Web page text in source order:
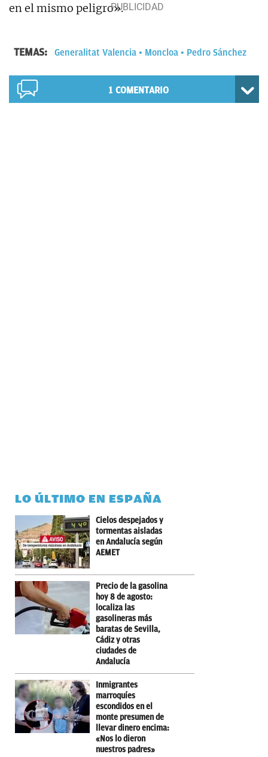
en el mismo peligro».
TEMAS: Generalitat Valencia Moncloa Pedro Sánchez
1 COMENTARIO
LO ÚLTIMO EN ESPAÑA
Cielos despejados y
tormentas aisladas
en Andalucía según
AEMET
Precio de la gasolina
hoy 8 de agosto:
localiza las
gasolineras más
baratas de Sevilla,
Cádiz y otras
ciudades de
Andalucía
Inmigrantes
marroquíes
escondidos en el
monte presumen de
llevar dinero encima:
«Nos lo dieron
nuestros padres»